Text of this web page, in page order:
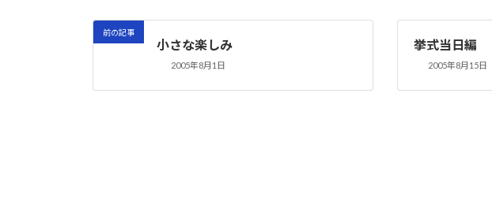
前の記事
小さな楽しみ
2005年8月1日
挙式当日編
2005年8月15日